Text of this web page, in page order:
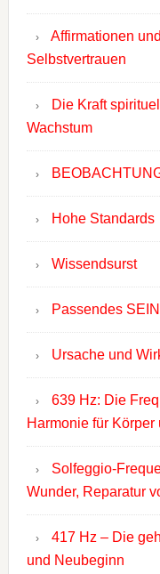
Affirmationen
Selbstvertrauen
Die Kraft
Wachstum
Hohe Standards
Wissendsurst
Passendes SEIN
Ursache und
639 Hz: Die
Harmonie für Körper
Solfeggio-
Wunder, Reparatur
417 Hz – Die
und Neubeginn